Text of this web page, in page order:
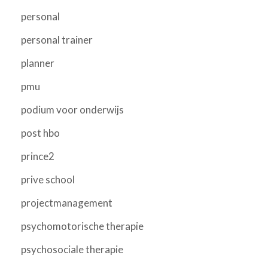
personal
personal trainer
planner
pmu
podium voor onderwijs
post hbo
prince2
prive school
projectmanagement
psychomotorische therapie
psychosociale therapie